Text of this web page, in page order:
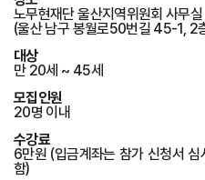
노무현재단 울산지역위원회 사무실
(울산 남구 봉월로50번길 45-1, 2
대상
만 20세 ~ 45세
모집인원
20명 이내
수강료
6만원 (입금계좌는 참가 신청서
함)